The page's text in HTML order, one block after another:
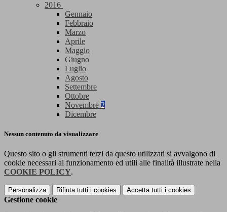
2016
Gennaio
Febbraio
Marzo
Aprile
Maggio
Giugno
Luglio
Agosto
Settembre
Ottobre
Novembre 2
Dicembre
Nessun contenuto da visualizzare
Questo sito o gli strumenti terzi da questo utilizzati si avvalgono di
cookie necessari al funzionamento ed utili alle finalità illustrate nella
COOKIE POLICY.
Personalizza Rifiuta tutti i cookies Accetta tutti i cookies
Gestione cookie